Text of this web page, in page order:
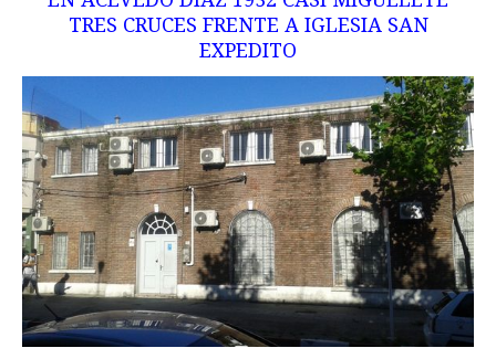
TRES CRUCES FRENTE A IGLESIA SAN
EXPEDITO